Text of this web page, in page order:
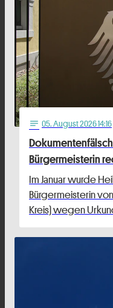
notes 05. August 2026 14:16
Bürgermeisterin
Im Januar wurde
Bürgermeisterin
Kreis) wegen